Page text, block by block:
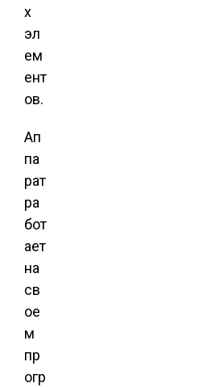
х
эл
ем
ент
ов.
Ап
па
рат
ра
бот
ает
на
св
ое
м
пр
огр